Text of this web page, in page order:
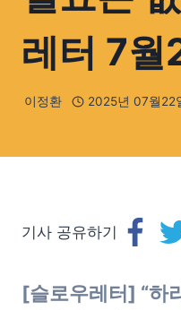
레터 7월
이정환 2025년 07월22
기사 공유하기
[슬로우레터] “하